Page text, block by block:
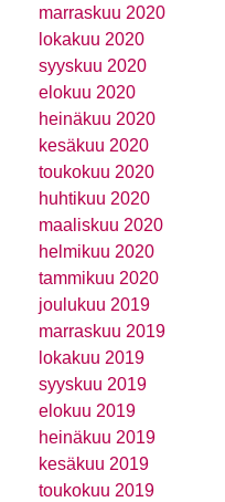
marraskuu 2020
lokakuu 2020
syyskuu 2020
elokuu 2020
heinäkuu 2020
kesäkuu 2020
toukokuu 2020
huhtikuu 2020
maaliskuu 2020
helmikuu 2020
tammikuu 2020
joulukuu 2019
marraskuu 2019
lokakuu 2019
syyskuu 2019
elokuu 2019
heinäkuu 2019
kesäkuu 2019
toukokuu 2019